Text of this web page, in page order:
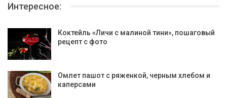
Интересное:
Коктейль «Личи с малиной тини», пошаговый
рецепт с фото
Омлет пашот с ряженкой, черным хлебом и
каперсами